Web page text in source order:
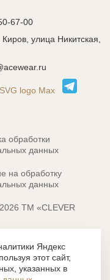
67-00
улица Никитская,
обработки
данных
на обработку
данных
ТМ «CLEVER
сайта: MACHAON
на сайте
текстом,
Яндекс
этот сайт,
указанных в